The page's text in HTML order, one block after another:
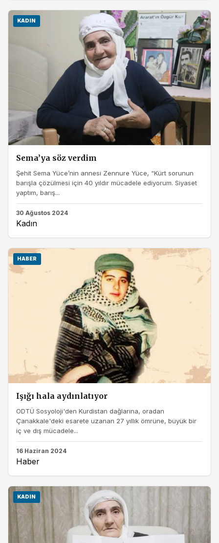
KADIN
Sema’ya söz verdim
Şehit Sema Yüce’nin annesi Zennure Yüce, “Kürt sorunun
barışla çözülmesi için 40 yıldır mücadele ediyorum. Siyaset
yaptım, barış...
30 Ağustos 2024
Kadın
HABER
Işığı hala aydınlatıyor
ODTÜ Sosyoloji'den Kurdistan dağlarına, oradan
Çanakkale'deki esarete uzanan 27 yıllık ömrüne, büyük bir
iç ve dış mücadele...
16 Haziran 2024
Haber
KADIN